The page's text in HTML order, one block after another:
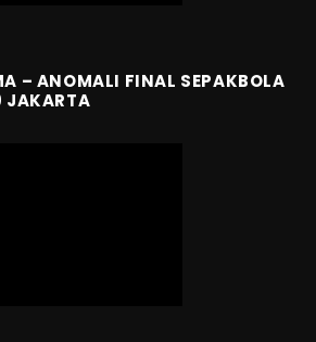
– ANOMALI FINAL SEPAKBOLA
JAKARTA